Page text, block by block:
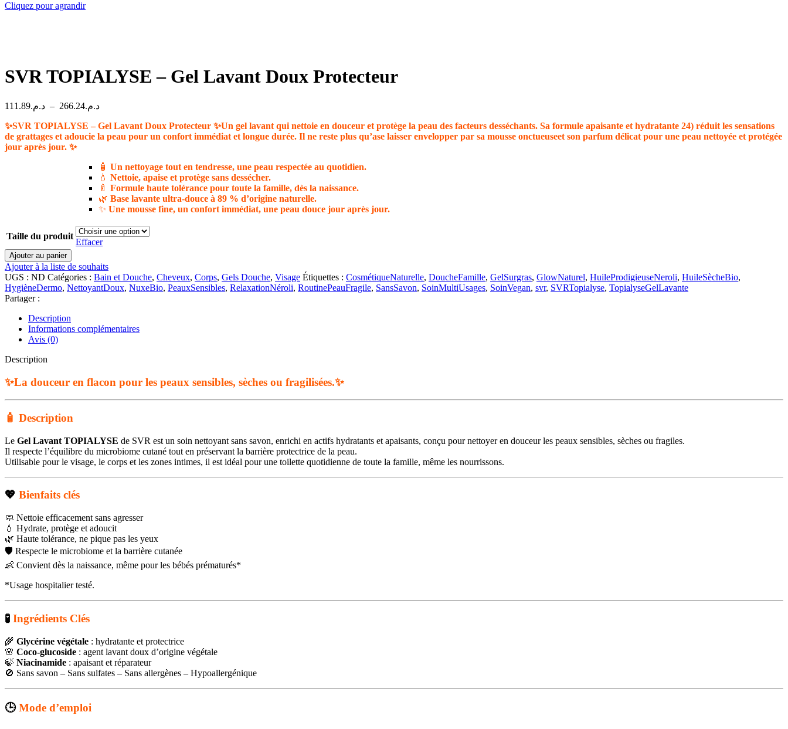
Cliquez pour agrandir
SVR TOPIALYSE – Gel Lavant Doux Protecteur
د.م.111.89 – د.م.266.24
Plage
prix :
د.م.111.89
✨SVR TOPIALYSE – Gel Lavant Doux Protecteur ✨Un gel lavant qui nettoie en douceur et protège la peau des facteurs desséchants. Sa formule apaisante et hydratante 24) réduit les sensations
de grattages et adoucie la peau pour un confort immédiat et longue durée. Il ne reste plus qu’ase laisser envelopper par sa mousse onctueuseet son parfum délicat pour une peau nettoyée et protégée
jour après jour. ✨
🧴 Un nettoyage tout en tendresse, une peau respectée au quotidien.
💧 Nettoie, apaise et protège sans dessécher.
🍼 Formule haute tolérance pour toute la famille, dès la naissance.
🌿 Base lavante ultra-douce à 89 % d’origine naturelle.
✨ Une mousse fine, un confort immédiat, une peau douce jour après jour.
Taille du produit
Effacer
quantité
de
SVR
TOPIALYSE
–
Lavant
Doux
Protecteur
Ajouter au panier
Ajouter à la liste de souhaits
UGS : ND Catégories : Bain et Douche, Cheveux, Corps, Gels Douche, Visage Étiquettes : CosmétiqueNaturelle, DoucheFamille, GelSurgras, GlowNaturel, HuileProdigieuseNeroli, HuileSècheBio,
HygièneDermo, NettoyantDoux, NuxeBio, PeauxSensibles, RelaxationNéroli, RoutinePeauFragile, SansSavon, SoinMultiUsages, SoinVegan, svr, SVRTopialyse, TopialyseGelLavante
Partager :
Description
Informations complémentaires
Avis (0)
Description
✨La douceur en flacon pour les peaux sensibles, sèches ou fragilisées.✨
🧴 Description
Le Gel Lavant TOPIALYSE de SVR est un soin nettoyant sans savon, enrichi en actifs hydratants et apaisants, conçu pour nettoyer en douceur les peaux sensibles, sèches ou fragiles.
Il respecte l’équilibre du microbiome cutané tout en préservant la barrière protectrice de la peau.
Utilisable pour le visage, le corps et les zones intimes, il est idéal pour une toilette quotidienne de toute la famille, même les nourrissons.
💖 Bienfaits clés
🧼 Nettoie efficacement sans agresser
💧 Hydrate, protège et adoucit
🌿 Haute tolérance, ne pique pas les yeux
🛡️ Respecte le microbiome et la barrière cutanée
👶 Convient dès la naissance, même pour les bébés prématurés*
*Usage hospitalier testé.
🧪 Ingrédients Clés
🌾 Glycérine végétale : hydratante et protectrice
🌸 Coco-glucoside : agent lavant doux d’origine végétale
🍃 Niacinamide : apaisant et réparateur
🚫 Sans savon – Sans sulfates – Sans allergènes – Hypoallergénique
🕒Mode d’emploi